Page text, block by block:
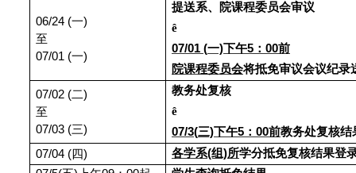
06/24 (一)
至
07/01 (一)
提送系、院课程委员会审议
ê
07/01 (一)下午5：00前
院课程委员会将抵免审议会议纪录
07/02 (二)
至
07/03 (三)
教务处复核
ê
07/3(三)下午5：00前教务处复核结
07/04 (四) 各学系(组)所学分抵免复核结果登